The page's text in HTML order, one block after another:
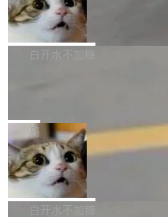
库继续执行。存储库是持久化的
样的次旗舰。 Galaxy Z
Z Flip8三款折叠屏新机均在7月
部搭载骁龙8 Elite Gen5 for
ltaDB 的核心思路直接写在
眼的位置：「Software is
mits」——软件是在 commit 之
是把这段空隙补上。 回退到任
aDB 捕获 commit 之间的每一
SpaceXAI 单季资本开支达
根据风险投资人Tomer Tunguz
析）披露的最新分析与第二季
微软同期总资本开支的四成。
bet、微软以及 Meta 等传统科
ceXAI的资金消耗速度尤为引人
撑庞大支出的资金来源却呈现
貌。数据显示，微软和 Meta
白开水不加糖
一个在终端里运行的编程
1.2，驱动这个 agent 的新模型
你可以用 curl -fsSL https://
sh | bash 安装一个能在大项目
代码、验证结果的 AI 终端工具
局
美团开源 LoHoSearch，用
准 AI 能力认知
机器出题的前提，是让机器拥
构建流程可以分为四个环节：
白开水不加糖